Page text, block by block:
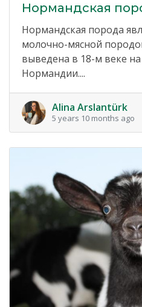
Нормандская
Нормандская порода
молочно-мясной
выведена в 18-м веке
Нормандии....
Alina Arslantürk
5 years 10 months ago